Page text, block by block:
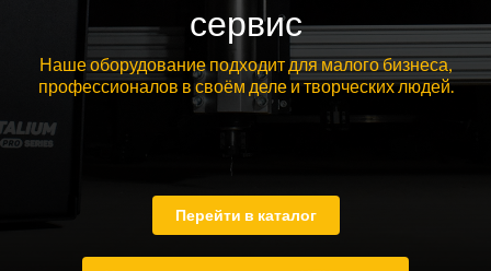
сервис
Наше оборудование подходит для малого бизнеса,
профессионалов в своём деле и творческих людей.
Перейти в каталог